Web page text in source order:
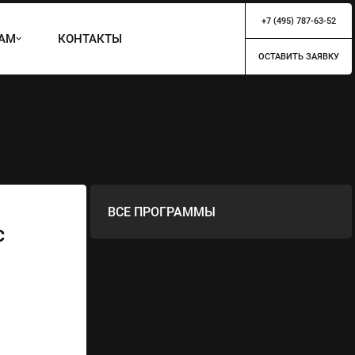
КОНТАКТЫ
+7 (495) 787-63-52
ОСТАВИТЬ ЗАЯВКУ
ВСЕ ПРОГРАММЫ